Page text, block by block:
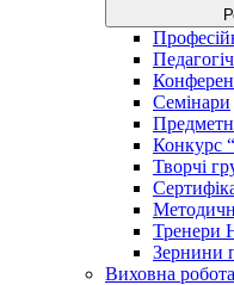
Семінари
Конкурс
Творчі
Зернини
Виховна робота